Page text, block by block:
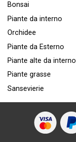
Bonsai
Piante da interno
Orchidee
Piante da Esterno
Piante alte da interno
Piante grasse
Sansevierie